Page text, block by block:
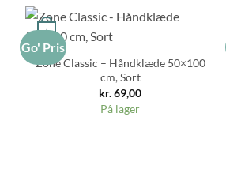
Go' Pris
+
Zone Classic – Håndklæde 50×100
cm, Sort
kr.69,00
På lager